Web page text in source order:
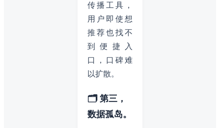
传播工具，
用户即使想
推荐也找不
到便捷入
口，口碑难
以扩散。
🗂️ 第三，
数据孤岛。